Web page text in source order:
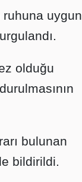
uygun
olduğu
bulunan
bildirildi.